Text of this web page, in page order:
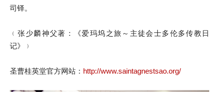
司铎。
﹙张少麟神父著：《爱玛坞之旅～主徒会士多伦多传教日
记》﹚
圣曹桂英堂官方网站： http://www.saintagnestsao.org/